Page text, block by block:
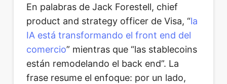
En palabras de Jack Forestell, chief
product and strategy officer de Visa, “la
IA está transformando el front end del
comercio” mientras que “las stablecoins
están remodelando el back end”. La
frase resume el enfoque: por un lado,